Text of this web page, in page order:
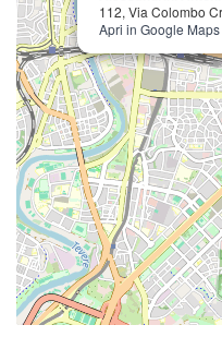
112, Via Colombo
Apri in Google Maps